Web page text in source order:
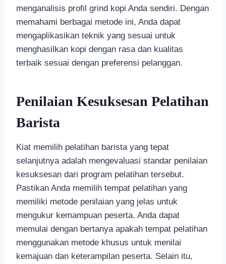
menganalisis profil grind kopi Anda sendiri. Dengan
memahami berbagai metode ini, Anda dapat
mengaplikasikan teknik yang sesuai untuk
menghasilkan kopi dengan rasa dan kualitas
terbaik sesuai dengan preferensi pelanggan.
Penilaian Kesuksesan Pelatihan
Barista
Kiat memilih pelatihan barista yang tepat
selanjutnya adalah mengevaluasi standar penilaian
kesuksesan dari program pelatihan tersebut.
Pastikan Anda memilih tempat pelatihan yang
memiliki metode penilaian yang jelas untuk
mengukur kemampuan peserta. Anda dapat
memulai dengan bertanya apakah tempat pelatihan
menggunakan metode khusus untuk menilai
kemajuan dan keterampilan peserta. Selain itu,